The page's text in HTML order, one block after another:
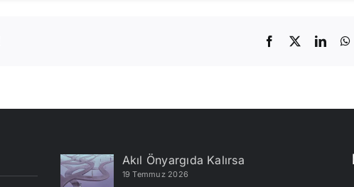
Facebook
Akıl Önyargıda Kalırsa
19 Temmuz 2026